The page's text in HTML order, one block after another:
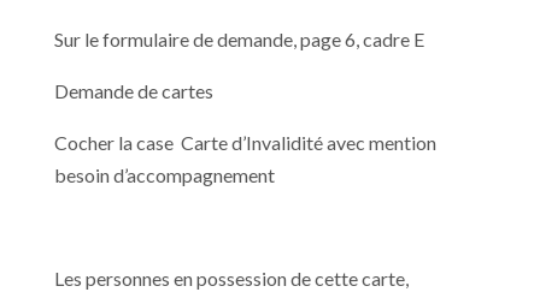
Sur le formulaire de demande, page 6, cadre E
Demande de cartes
Cocher la case Carte d’Invalidité avec mention
besoin d’accompagnement
Les personnes en possession de cette carte,